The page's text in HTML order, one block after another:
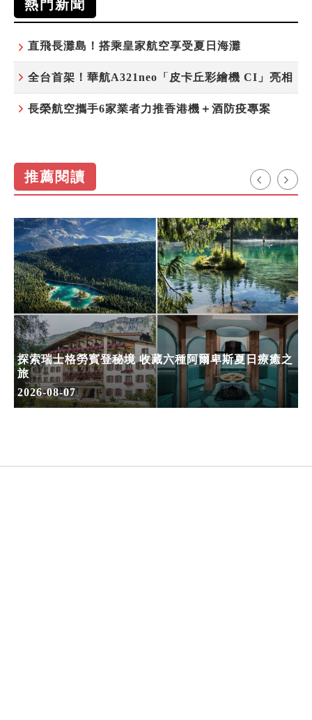
熱門新聞
直飛長灘島！搭乘皇家航空享受夏日海灘
全台首架！華航A321neo「皮卡丘彩繪機 CI」亮相
長榮航空攜手6家業者力推香港機＋酒防疫專案
推薦閱讀
探索瑞士格勞賓登秘境 收藏六種阿爾卑斯夏日療癒之
旅
2026-08-07